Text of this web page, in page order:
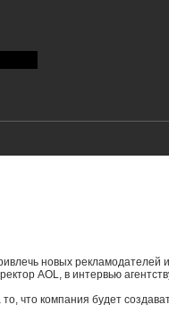
новых рекламодателей
AOL, в интервью
что компания будет